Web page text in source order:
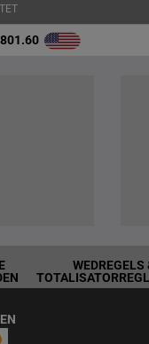
WEDREGELS